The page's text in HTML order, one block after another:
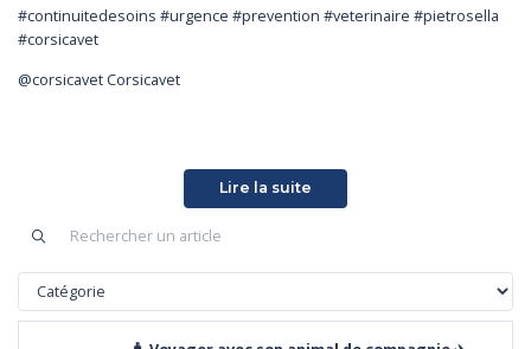
#continuitedesoins #urgence #prevention #veterinaire #pietrosella
#corsicavet
@corsicavet Corsicavet
Lire la suite